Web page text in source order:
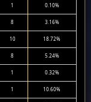
1 0.10%
8 3.16%
10 18.72%
8 5.24%
1 0.32%
1 10.60%